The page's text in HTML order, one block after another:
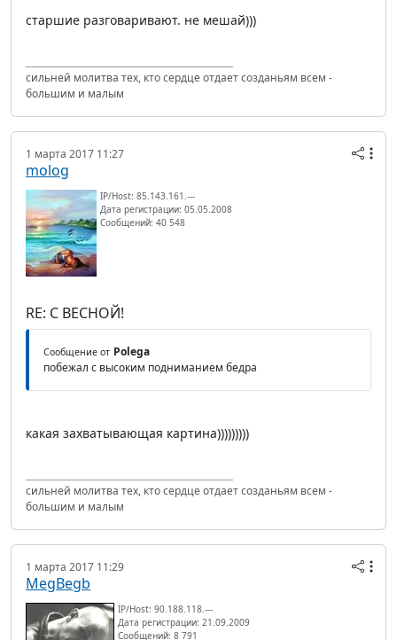
старшие разговаривают. не мешай)))
сильней молитва тех, кто сердце отдает созданьям всем -
большим и малым
1 марта 2017 11:27
molog
IP/Host: 85.143.161.---
Дата регистрации: 05.05.2008
Сообщений: 40 548
RE: С ВЕСНОЙ!
Сообщение от Polega
побежал с высоким подниманием бедра
какая захватывающая картина)))))))))
сильней молитва тех, кто сердце отдает созданьям всем -
большим и малым
1 марта 2017 11:29
MegBegb
IP/Host: 90.188.118.---
Дата регистрации: 21.09.2009
Сообщений: 8 791